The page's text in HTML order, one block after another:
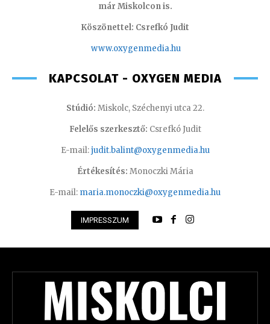
már Miskolcon is.
Köszönettel: Csrefkó Judit
www.oxygenmedia.hu
KAPCSOLAT - OXYGEN MEDIA
Stúdió: Miskolc, Széchenyi utca 22.
Felelős szerkesztő: Csrefkó Judit
E-mail:judit.balint@oxygenmedia.hu
Értékesítés: Monoczki Mária
E-mail: maria.monoczki@oxygenmedia.hu
IMPRESSZUM